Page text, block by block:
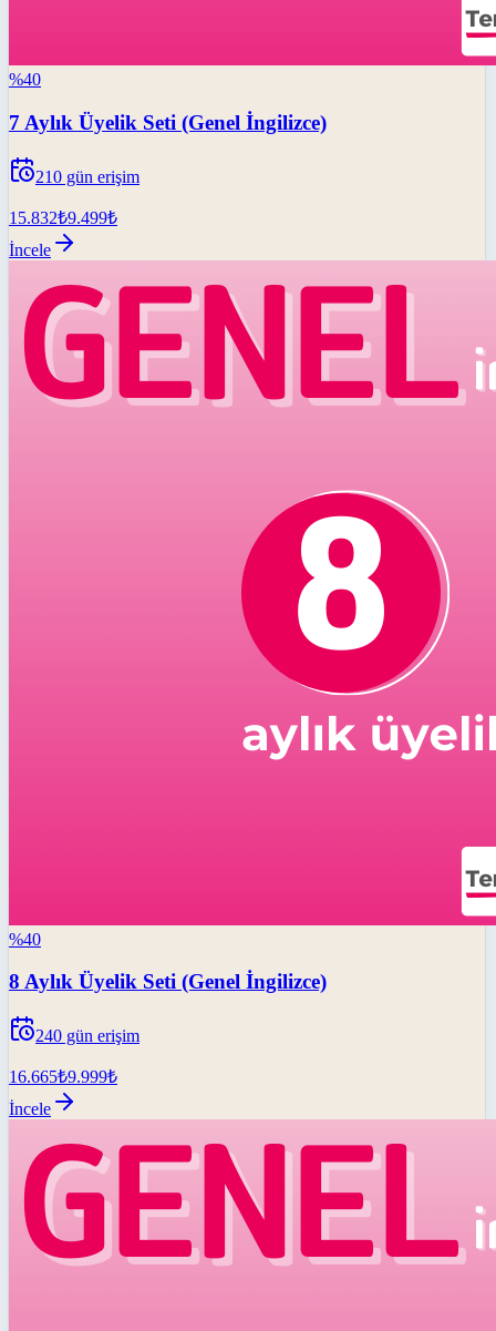
%40
7 Aylık Üyelik Seti (Genel İngilizce)
210 gün erişim
15.832₺9.499₺
İncele
%40
8 Aylık Üyelik Seti (Genel İngilizce)
240 gün erişim
16.665₺9.999₺
İncele